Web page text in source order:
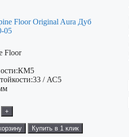
Floor Original Aura Дуб
05
Floor
КМ5
33 / АС5
+
Купить в 1 клик